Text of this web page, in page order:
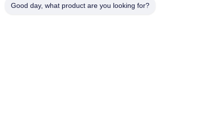
Good day, what product are you looking for?